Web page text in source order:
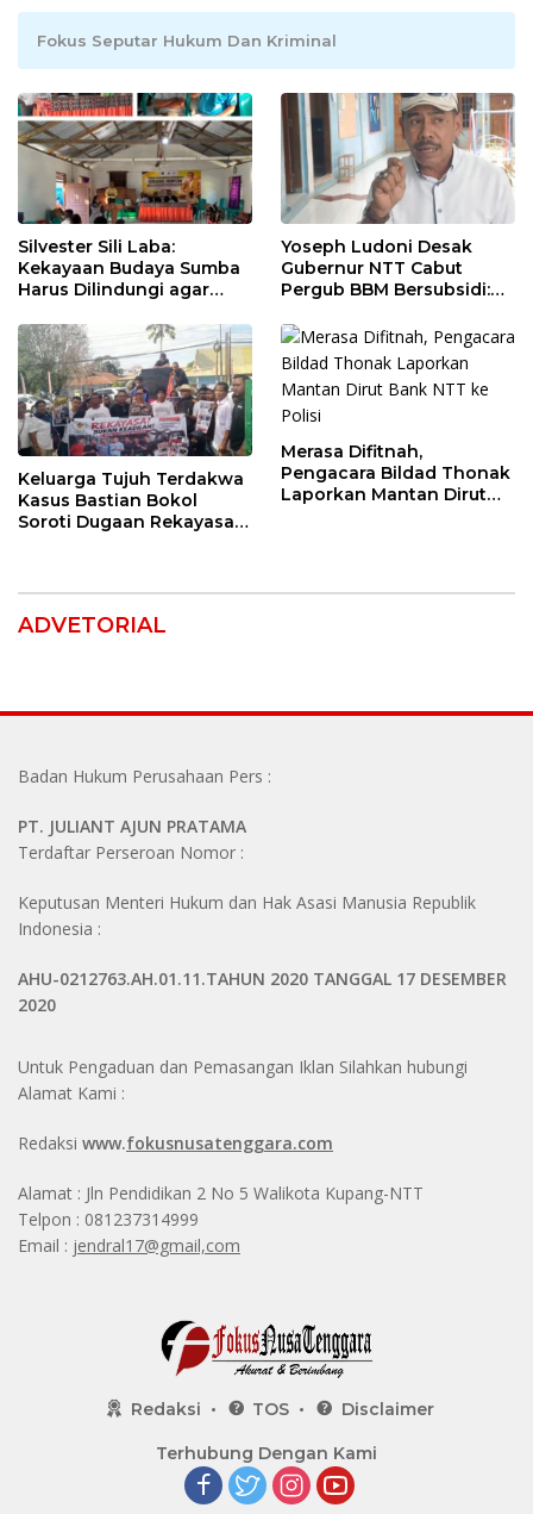
Fokus Seputar Hukum Dan Kriminal
Silvester Sili Laba:
Kekayaan Budaya Sumba
Harus Dilindungi agar
Yoseph Ludoni Desak
Gubernur NTT Cabut
Pergub BBM Bersubsidi:
Tagih Pajak
Keluarga Tujuh Terdakwa
Kasus Bastian Bokol
Soroti Dugaan Rekayasa
Merasa Difitnah,
Pengacara Bildad Thonak
Laporkan Mantan Dirut
ADVETORIAL
Badan Hukum Perusahaan Pers :
PT. JULIANT AJUN PRATAMA
Terdaftar Perseroan Nomor :
Keputusan Menteri Hukum dan Hak Asasi Manusia Republik
Indonesia :
AHU-0212763.AH.01.11.TAHUN 2020 TANGGAL 17 DESEMBER
2020
Untuk Pengaduan dan Pemasangan Iklan Silahkan hubungi
Alamat Kami :
Redaksi www.fokusnusatenggara.com
Alamat : Jln Pendidikan 2 No 5 Walikota Kupang-NTT
Telpon : 081237314999
Email : jendral17@gmail,com
Redaksi TOS Disclaimer
Terhubung Dengan Kami